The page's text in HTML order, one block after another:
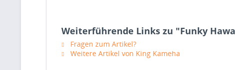
Weiterführende Links zu "Funky
Fragen zum Artikel?
Weitere Artikel von King Kameha